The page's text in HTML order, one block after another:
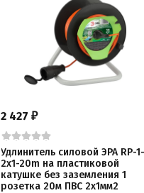
2 427₽
Удлинитель силовой ЭРА RP-
2x1-20m на пластиковой
катушке без заземления 1
розетка 20м ПВС 2х1мм2